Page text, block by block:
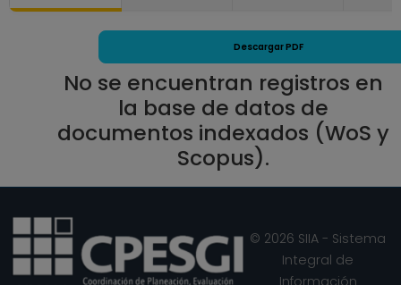
Descargar PDF
No se encuentran registros en
la base de datos de
documentos indexados (WoS y
Scopus).
© 2026 SIIA - Sistema
Integral de
Información